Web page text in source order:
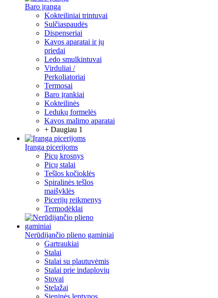
Baro įranga
Kokteiliniai trintuvai
Sulčiaspaudės
Dispenseriai
Kavos aparatai ir jų
priedai
Ledo smulkintuvai
Virduliai /
Perkoliatoriai
Termosai
Baro įrankiai
Kokteilinės
Ledukų formelės
Kavos malimo aparatai
+ Daugiau 1
Įranga picerijoms
Picų krosnys
Picų stalai
Tešlos kočioklės
Spiralinės tešlos
maišyklės
Picerijų reikmenys
Termodėklai
Nerūdijančio plieno gaminiai
Gartraukiai
Stalai
Stalai su plautuvėmis
Stalai prie indaplovių
Stovai
Stelažai
Sieninės lentynos